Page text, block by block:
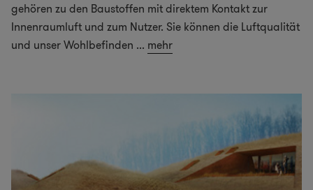
gehören zu den Baustoffen mit direktem Kontakt zur
Innenraumluft und zum Nutzer. Sie können die Luftqualität
und unser Wohlbefinden ... mehr